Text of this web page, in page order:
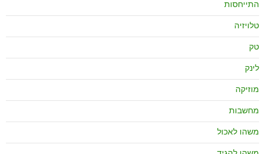
התייחסות
טלויזיה
טק
לינק
מוזיקה
מחשבות
משהו לאכול